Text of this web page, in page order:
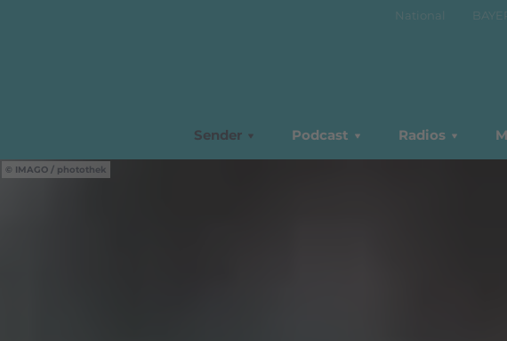
National
Sender Podcast Radios
IMAGO / photothek